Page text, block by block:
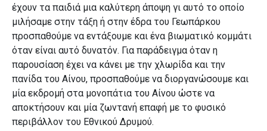
έχουν τα παιδιά μια καλύτερη άποψη γι αυτό το οποίο
μιλήσαμε στην τάξη ή στην έδρα του Γεωπάρκου
προσπαθούμε να εντάξουμε και ένα βιωματικό κομμάτι
όταν είναι αυτό δυνατόν. Για παράδειγμα όταν η
παρουσίαση έχει να κάνει με την χλωρίδα και την
πανίδα του Αίνου, προσπαθούμε να διοργανώσουμε και
μία εκδρομή στα μονοπάτια του Αίνου ώστε να
αποκτήσουν και μία ζωντανή επαφή με το φυσικό
περιβάλλον του Εθνικού Δρυμού.